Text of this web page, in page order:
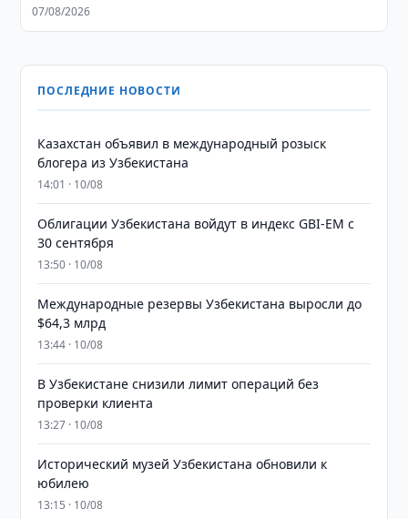
07/08/2026
ПОСЛЕДНИЕ НОВОСТИ
Казахстан объявил в международный розыск
блогера из Узбекистана
14:01 · 10/08
Облигации Узбекистана войдут в индекс GBI-EM с
30 сентября
13:50 · 10/08
Международные резервы Узбекистана выросли до
$64,3 млрд
13:44 · 10/08
В Узбекистане снизили лимит операций без
проверки клиента
13:27 · 10/08
Исторический музей Узбекистана обновили к
юбилею
13:15 · 10/08